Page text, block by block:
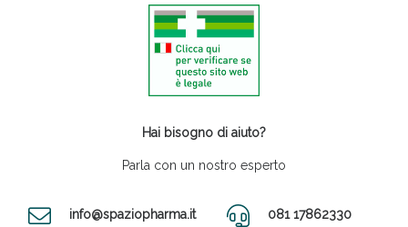
Hai bisogno di aiuto?
Parla con un nostro esperto
info@spaziopharma.it 081 17862330